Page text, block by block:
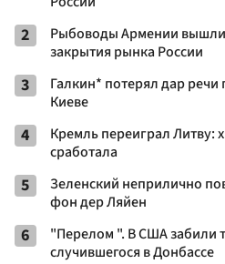
2
Рыбоводы Армении вышли
закрытия рынка России
3
Галкин* потерял дар речи
Киеве
4
Кремль переиграл Литву:
сработала
5
Зеленский неприлично
фон дер Ляйен
6
"Перелом ". В США забили
случившегося в Донбассе